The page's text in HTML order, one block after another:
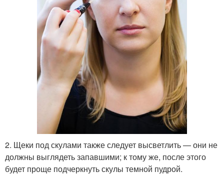
2. Щеки под скулами также следует высветлить — они не
должны выглядеть запавшими; к тому же, после этого
будет проще подчеркнуть скулы темной пудрой.